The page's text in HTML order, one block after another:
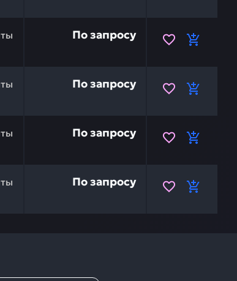
2080 — это инвестиция в
По запросу
08081 — это инвестиция в
По запросу
— это инвестиция в
По запросу
— это инвестиция в бесперебойную
По запросу